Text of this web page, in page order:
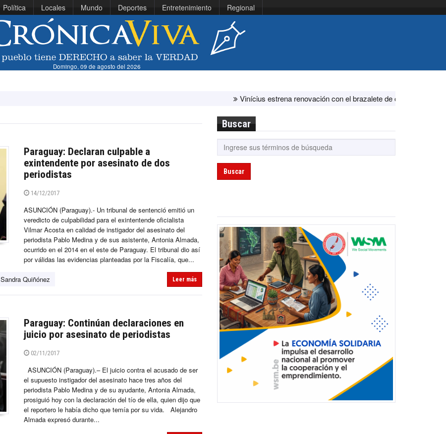
Política Locales Mundo Deportes Entretenimiento Regional
Domingo, 09 de agosto del 2026
Vinícius estrena renovación con el brazalete de capitán en el Real
Paraguay: Declaran culpable a
exintendente por asesinato de dos
periodistas
14/12/2017
ASUNCIÓN (Paraguay).- Un tribunal de sentenció emitió un
veredicto de culpabilidad para el exintentende oficialista
Vilmar Acosta en calidad de instigador del asesinato del
periodista Pablo Medina y de sus asistente, Antonia Almada,
ocurrido en el 2014 en el este de Paraguay. El tribunal dio así
por válidas las evidencias planteadas por la Fiscalía, que...
Sandra Quiñónez Leer más
Paraguay: Continúan declaraciones en
juicio por asesinato de periodistas
02/11/2017
ASUNCIÓN (Paraguay).– El juicio contra el acusado de ser
el supuesto instigador del asesinato hace tres años del
periodista Pablo Medina y de su ayudante, Antonia Almada,
prosiguió hoy con la declaración del tío de ella, quien dijo que
el reportero le había dicho que temía por su vida. Alejandro
Almada expresó durante...
Buscar
Buscar